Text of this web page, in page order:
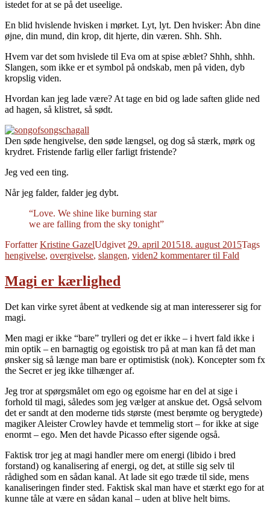
istedet for at se på det useelige.
En blid hvislende hvisken i mørket. Lyt, lyt. Den hvisker: Åbn dine
øjne, din mund, din krop, dit hjerte, din væren. Shh. Shh.
Hvem var det som hvislede til Eva om at spise æblet? Shhh, shhh.
Slangen, som ikke er et symbol på ondskab, men på viden, dyb
kropslig viden.
Hvordan kan jeg lade være? At tage en bid og lade saften glide ned
ad hagen, så klistret, så sødt.
Den søde hengivelse, den søde længsel, og dog så stærk, mørk og
krydret. Fristende farlig eller farligt fristende?
Jeg ved een ting.
Når jeg falder, falder jeg dybt.
“Love. We shine like burning star
we are falling from the sky tonight”
ForfatterKristine GazelUdgivet29. april 201518. august 2015Tags
hengivelse, overgivelse, slangen, viden2 kommentarertil Fald
Magi er kærlighed
Det kan virke syret åbent at vedkende sig at man interesserer sig for
magi.
Men magi er ikke “bare” trylleri og det er ikke – i hvert fald ikke i
min optik – en barnagtig og egoistisk tro på at man kan få det man
ønsker sig så længe man bare er optimistisk (nok). Koncepter som fx
the Secret er jeg ikke tilhænger af.
Jeg tror at spørgsmålet om ego og egoisme har en del at sige i
forhold til magi, således som jeg vælger at anskue det. Også selvom
det er sandt at den moderne tids største (mest berømte og berygtede)
magiker Aleister Crowley havde et temmelig stort – for ikke at sige
enormt – ego. Men det havde Picasso efter sigende også.
Faktisk tror jeg at magi handler mere om energi (libido i bred
forstand) og kanalisering af energi, og det, at stille sig selv til
rådighed som en sådan kanal. At lade sit ego træde til side, mens
kanaliseringen finder sted. Faktisk skal man have et stærkt ego for at
kunne tåle at være en sådan kanal – uden at blive helt bims.